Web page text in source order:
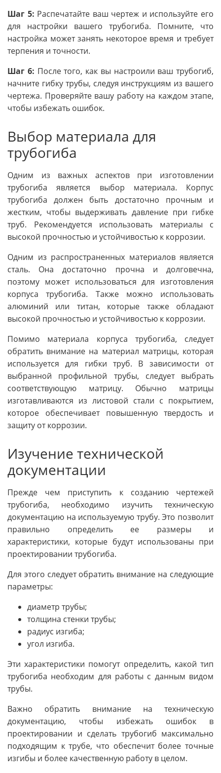
Шаг 5: Распечатайте ваш чертеж и используйте его
для настройки вашего трубогиба. Помните, что
настройка может занять некоторое время и требует
терпения и точности.
Шаг 6: После того, как вы настроили ваш трубогиб,
начните гибку трубы, следуя инструкциям из вашего
чертежа. Проверяйте вашу работу на каждом этапе,
чтобы избежать ошибок.
Выбор материала для
трубогиба
Одним из важных аспектов при изготовлении
трубогиба является выбор материала. Корпус
трубогиба должен быть достаточно прочным и
жестким, чтобы выдерживать давление при гибке
труб. Рекомендуется использовать материалы с
высокой прочностью и устойчивостью к коррозии.
Одним из распространенных материалов является
сталь. Она достаточно прочна и долговечна,
поэтому может использоваться для изготовления
корпуса трубогиба. Также можно использовать
алюминий или титан, которые также обладают
высокой прочностью и устойчивостью к коррозии.
Помимо материала корпуса трубогиба, следует
обратить внимание на материал матрицы, которая
используется для гибки труб. В зависимости от
выбранной профильной трубы, следует выбрать
соответствующую матрицу. Обычно матрицы
изготавливаются из листовой стали с покрытием,
которое обеспечивает повышенную твердость и
защиту от коррозии.
Изучение технической
документации
Прежде чем приступить к созданию чертежей
трубогиба, необходимо изучить техническую
документацию на используемую трубу. Это позволит
правильно определить ее размеры и
характеристики, которые будут использованы при
проектировании трубогиба.
Для этого следует обратить внимание на следующие
параметры:
диаметр трубы;
толщина стенки трубы;
радиус изгиба;
угол изгиба.
Эти характеристики помогут определить, какой тип
трубогиба необходим для работы с данным видом
трубы.
Важно обратить внимание на техническую
документацию, чтобы избежать ошибок в
проектировании и сделать трубогиб максимально
подходящим к трубе, что обеспечит более точные
изгибы и более качественную работу в целом.